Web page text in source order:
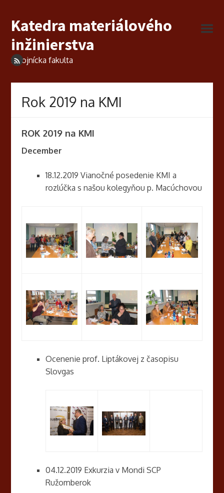
Katedra materiálového
inžinierstva
Strojnícka fakulta
Rok 2019 na KMI
ROK 2019 na KMI
December
18.12.2019 Vianočné posedenie KMI a
rozlúčka s našou kolegyňou p. Macúchovou
Ocenenie prof. Liptákovej z časopisu
Slovgas
04.12.2019 Exkurzia v Mondi SCP
Ružomberok